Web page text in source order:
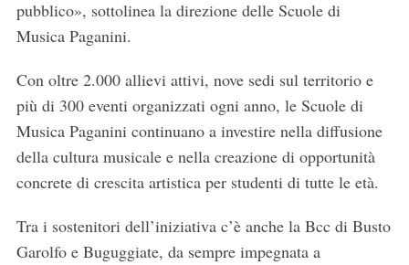
pubblico», sottolinea la direzione delle Scuole di
Musica Paganini.
Con oltre 2.000 allievi attivi, nove sedi sul territorio e
più di 300 eventi organizzati ogni anno, le Scuole di
Musica Paganini continuano a investire nella diffusione
della cultura musicale e nella creazione di opportunità
concrete di crescita artistica per studenti di tutte le età.
Tra i sostenitori dell’iniziativa c’è anche la Bcc di Busto
Garolfo e Buguggiate, da sempre impegnata a